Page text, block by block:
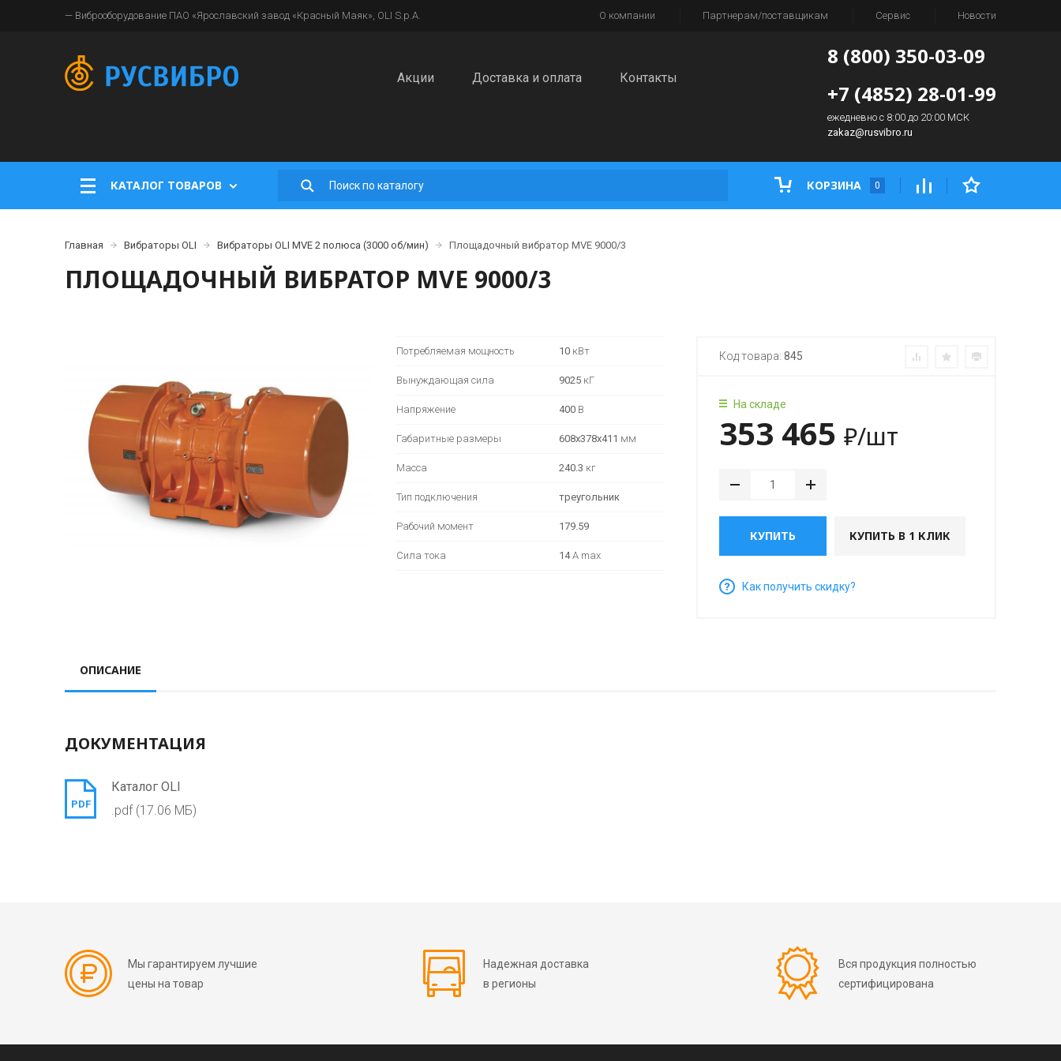
— Виброоборудование ПАО «Ярославский завод «Красный Маяк», OLI S.p.A. О компании Партнерам/поставщикам Сервис Новости
8 (800) 350-03-09
+7 (4852) 28-01-99
ежедневно с 8:00 до 20:00 МСК
zakaz@rusvibro.ru
Акции Доставка и оплата Контакты
КОРЗИНА 0
КАТАЛОГ ТОВАРОВ
Главная Вибраторы OLI Вибраторы OLI MVE 2 полюса (3000 об/мин) Площадочный вибратор MVE 9000/3
ПЛОЩАДОЧНЫЙ ВИБРАТОР MVE 9000/3
Потребляемая мощность 10 кВт
Вынуждающая сила 9025 кГ
Напряжение 400 В
Габаритные размеры 608х378х411 мм
Масса 240.3 кг
Тип подключения треугольник
Рабочий момент 179.59
Сила тока 14А max
Код товара: 845
На складе
353 465 ₽/шт
КУПИТЬ КУПИТЬ В 1 КЛИК
Как получить скидку?
ОПИСАНИЕ
ДОКУМЕНТАЦИЯ
PDF
Каталог OLI
.pdf (17.06 МБ)
Мы гарантируем лучшие
цены на товар
Надежная доставка
в регионы
Вся продукция полностью
сертифицирована